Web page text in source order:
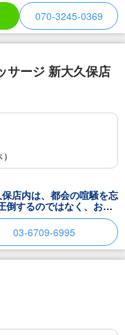
070-3245-0369
サージ 新大久保店
店内は、都会の喧騒を忘
倒するのではなく、お客
間」に没頭できるよう、
います。初めてタイマ
いらしてください。セラ
ッショナルですが、接客
程よい距離感で、あなた
保と東新宿のちょうど交
より徒歩2分、JR山手線
宿駅・西武新宿駅から
事帰りのリフレッシュ
立地です。賑やかな街
もに満たされるひととき
03-6709-6995